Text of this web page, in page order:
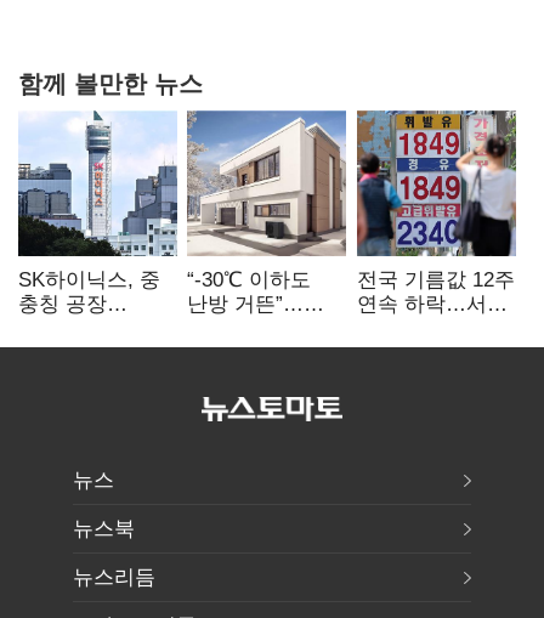
함께 볼만한 뉴스
SK하이닉스, 중
충칭 공장
검토?…“확정된
“-30℃ 이하도
난방 거뜬”…
국립연구소와
전국 기름값 12주
연속 하락…서울
뉴스
뉴스북
뉴스리듬